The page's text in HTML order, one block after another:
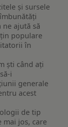
și sursele
ajută să
populare
în
ști când ați
i
generale
acest
de tip
mai jos, care